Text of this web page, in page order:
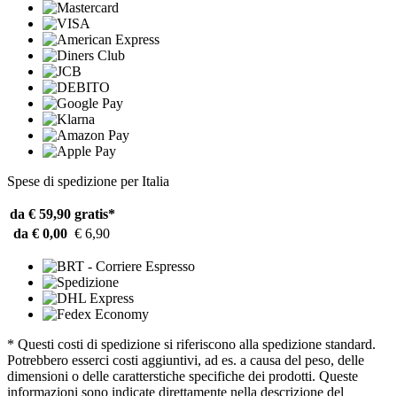
Spese di spedizione per Italia
da € 59,90 gratis*
da € 0,00 € 6,90
* Questi costi di spedizione si riferiscono alla spedizione standard.
Potrebbero esserci costi aggiuntivi, ad es. a causa del peso, delle
dimensioni o delle caratterstiche specifiche dei prodotti. Queste
informazioni sono indicate direttamente nella descrizione del